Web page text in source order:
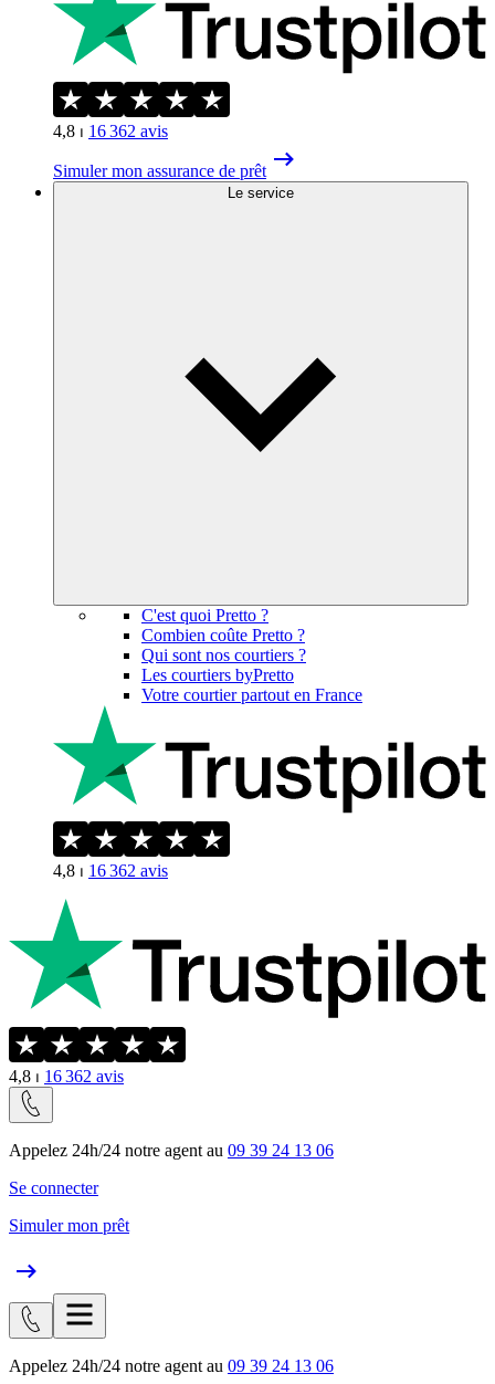
4,8 ⏐ 16 362 avis
Simuler mon assurance de prêt
Le service
C'est quoi Pretto ?
Combien coûte Pretto ?
Qui sont nos courtiers ?
Les courtiers byPretto
Votre courtier partout en France
4,8 ⏐ 16 362 avis
4,8 ⏐ 16 362 avis
Appelez 24h/24 notre agent au 09 39 24 13 06
Se connecter
Simuler mon prêt
Appelez 24h/24 notre agent au 09 39 24 13 06